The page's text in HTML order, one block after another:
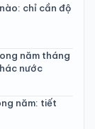
chỉ cần độ
năm tháng
nước
năm: tiết